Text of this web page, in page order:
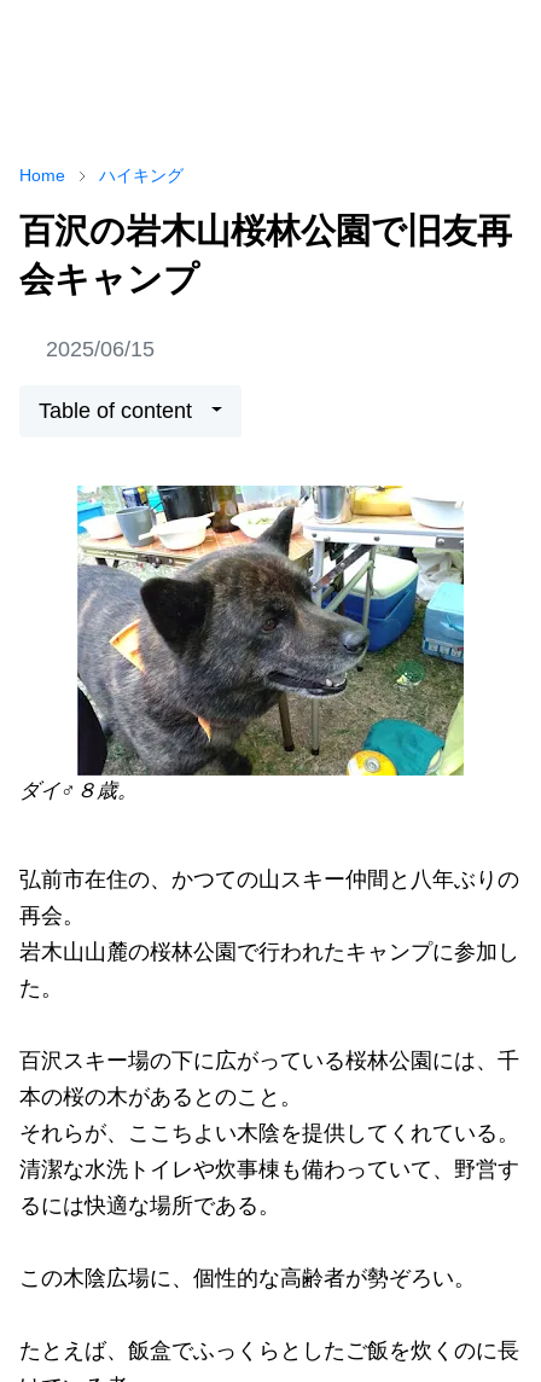
Home ハイキング
百沢の岩木山桜林公園で旧友再
会キャンプ
2025/06/15
Table of content
ダイ♂８歳。
弘前市在住の、かつての山スキー仲間と八年ぶりの
再会。
岩木山山麓の桜林公園で行われたキャンプに参加し
た。
百沢スキー場の下に広がっている桜林公園には、千
本の桜の木があるとのこと。
それらが、ここちよい木陰を提供してくれている。
清潔な水洗トイレや炊事棟も備わっていて、野営す
るには快適な場所である。
この木陰広場に、個性的な高齢者が勢ぞろい。
たとえば、飯盒でふっくらとしたご飯を炊くのに長